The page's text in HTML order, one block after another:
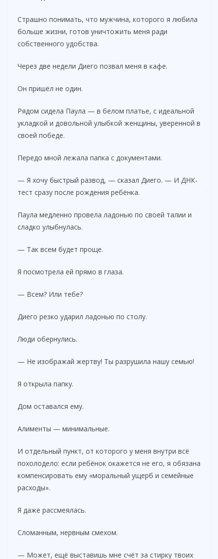
Страшно понимать, что мужчина, которого я любила
больше жизни, готов уничтожить меня ради
собственного удобства.
Через две недели Диего позвал меня в кафе.
Он пришёл не один.
Рядом сидела Паула — в белом платье, с идеальной
укладкой и довольной улыбкой женщины, уверенной в
своей победе.
Передо мной лежала папка с документами.
— Я хочу быстрый развод, — сказал Диего. — И ДНК-
тест сразу после рождения ребёнка.
Паула медленно провела ладонью по своей талии и
сладко улыбнулась.
— Так всем будет проще.
Я посмотрела ей прямо в глаза.
— Всем? Или тебе?
Диего резко ударил ладонью по столу.
Люди обернулись.
— Не изображай жертву! Ты разрушила нашу семью!
Я открыла папку.
Дом оставался ему.
Алименты — минимальные.
И отдельный пункт, от которого у меня внутри всё
похолодело: если ребёнок окажется не его, я обязана
компенсировать ему «моральный ущерб и семейные
расходы».
Я даже рассмеялась.
Сломанным, нервным смехом.
— Может, ещё выставишь мне счёт за стирку твоих